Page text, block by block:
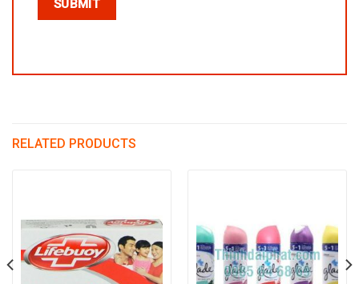
RELATED PRODUCTS